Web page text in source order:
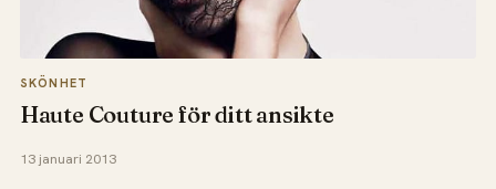
SKÖNHET
Haute Couture för ditt ansikte
13 januari 2013